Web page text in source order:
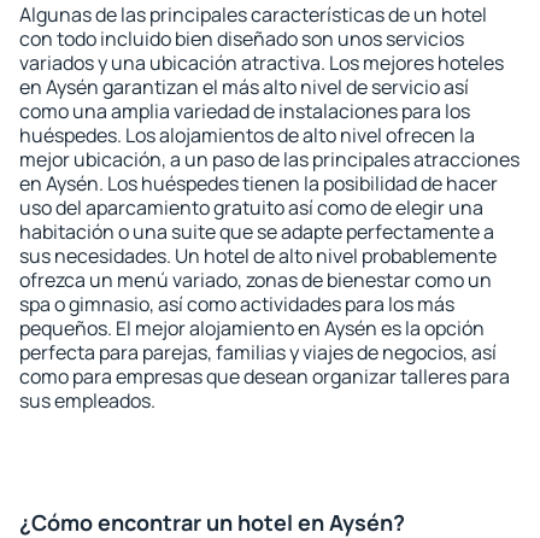
Algunas de las principales características de un hotel
con todo incluido bien diseñado son unos servicios
variados y una ubicación atractiva. Los mejores hoteles
en Aysén garantizan el más alto nivel de servicio así
como una amplia variedad de instalaciones para los
huéspedes. Los alojamientos de alto nivel ofrecen la
mejor ubicación, a un paso de las principales atracciones
en Aysén. Los huéspedes tienen la posibilidad de hacer
uso del aparcamiento gratuito así como de elegir una
habitación o una suite que se adapte perfectamente a
sus necesidades. Un hotel de alto nivel probablemente
ofrezca un menú variado, zonas de bienestar como un
spa o gimnasio, así como actividades para los más
pequeños. El mejor alojamiento en Aysén es la opción
perfecta para parejas, familias y viajes de negocios, así
como para empresas que desean organizar talleres para
sus empleados.
¿Cómo encontrar un hotel en Aysén?